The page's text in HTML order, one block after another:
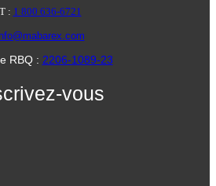
T : 1 800 636-6721
RBQ : 2206-1089-23
vous